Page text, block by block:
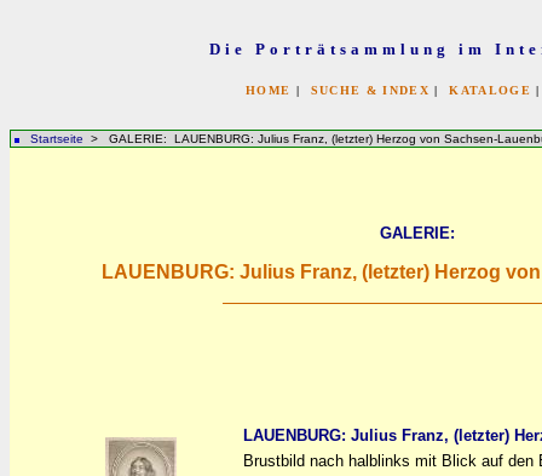
Die Porträtsammlung im
HOME | SUCHE & INDEX |KATALOGE
Startseite > GALERIE: LAUENBURG: Julius Franz, (letzter) Herzog von Sachsen-
GALERIE:
LAUENBURG: Julius Franz, (letzter) Herzog
LAUENBURG: Julius Franz, (letzter)
Brustbild nach halblinks mit Blick auf den